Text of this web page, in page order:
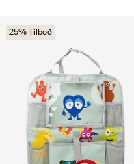
25% Tilboð